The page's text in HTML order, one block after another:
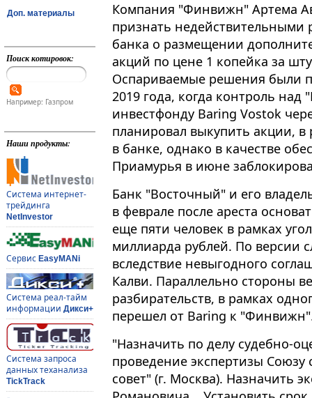
Доп. материалы
Поиск котировок:
Например: Газпром
Наши продукты:
Система интернет-
трейдинга
NetInvestor
Сервис EasyMANi
Система реал-тайм
информации Дикси+
Система запроса
данных теханализа
TickTrack
Компания "Финвижн" Артема
признать недействительными
банка о размещении
акций по цене 1 копейка за
Оспариваемые решения были
2019 года, когда контроль
инвестфонду Baring Vostok
планировал выкупить акции, в
в банке, однако в качестве
Приамурья в июне
Банк "Восточный" и его
в феврале после ареста
еще пяти человек в рамках
миллиарда рублей. По версии
вследствие невыгодного
Калви. Параллельно стороны
разбирательств, в рамках
перешел от Baring к
"Назначить по делу судебно-
проведение экспертизы Союзу
совет" (г. Москва). Назначить